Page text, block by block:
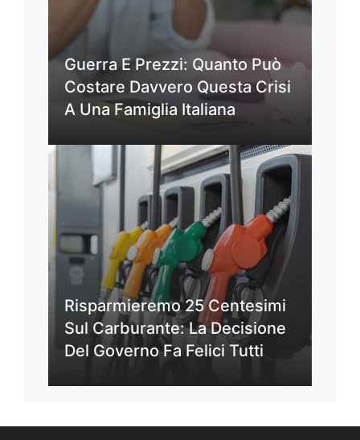
Guerra E Prezzi: Quanto Può
Costare Davvero Questa Crisi
A Una Famiglia Italiana
Risparmieremo 25 Centesimi
Sul Carburante: La Decisione
Del Governo Fa Felici Tutti